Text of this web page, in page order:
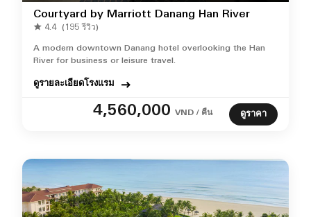
Courtyard by Marriott Danang Han River
4.4 (195 รีวิว)
A modern downtown Danang hotel overlooking the Han
River for business or leisure travel.
ดูรายละเอียดโรงแรม
4,560,000 VND / คืน ดูราคา